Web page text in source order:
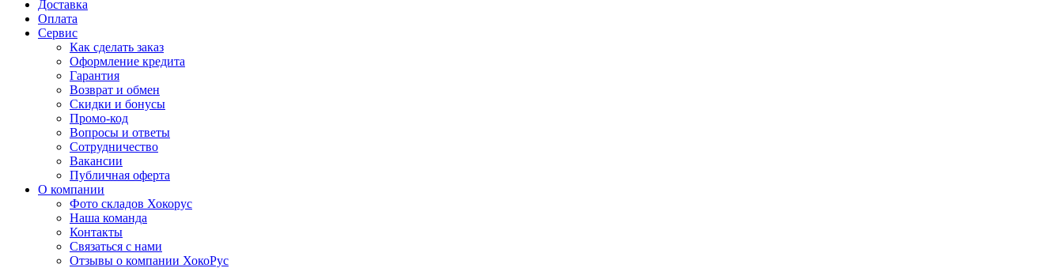
Доставка
Оплата
Сервис
Как сделать заказ
Оформление кредита
Гарантия
Возврат и обмен
Скидки и бонусы
Промо-код
Вопросы и ответы
Сотрудничество
Вакансии
Публичная оферта
О компании
Фото складов Хокорус
Наша команда
Контакты
Связаться с нами
Отзывы о компании ХокоРус